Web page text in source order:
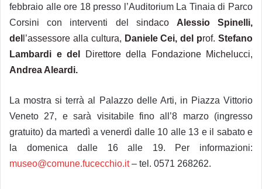
febbraio alle ore 18 presso l’Auditorium La Tinaia di Parco
Corsini con interventi del sindaco Alessio Spinelli,
del l’assessore alla cultura, Daniele Cei, del prof.Stefano
Lambardi e del
Direttore della Fondazione Michelucci,
Andrea Aleardi.
La mostra si terrà al Palazzo delle Arti, in Piazza Vittorio
Veneto 27, e sarà visitabile fino all’8 marzo (ingresso
gratuito) da martedì a venerdì dalle 10 alle 13 e il sabato e
la domenica dalle 16 alle 19. Per informazioni:
museo@comune.fucecchio.it– tel. 0571 268262.